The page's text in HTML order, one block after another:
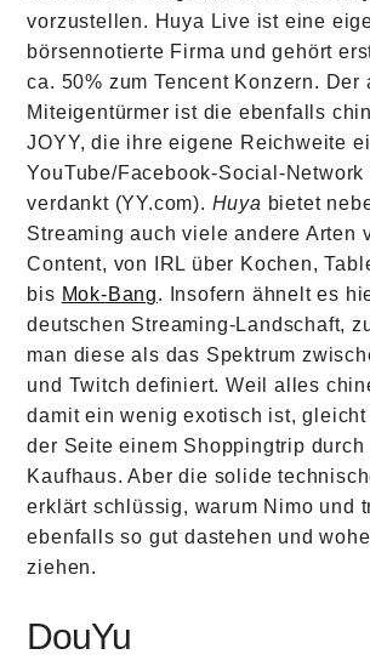
vorzustellen. Huya Live ist eine
börsennotierte Firma und gehört
ca. 50% zum Tencent Konzern. Der
Miteigentürmer ist die ebenfalls
JOYY, die ihre eigene Reichweite
YouTube/Facebook-Social-Network
verdankt (YY.com). Huya bietet
Streaming auch viele andere Arten
Content, von IRL über Kochen,
bis Mok-Bang. Insofern ähnelt es
deutschen Streaming-Landschaft,
man diese als das Spektrum
und Twitch definiert. Weil alles
damit ein wenig exotisch ist,
der Seite einem Shoppingtrip
Kaufhaus. Aber die solide
erklärt schlüssig, warum Nimo und
ebenfalls so gut dastehen und
ziehen.
DouYu